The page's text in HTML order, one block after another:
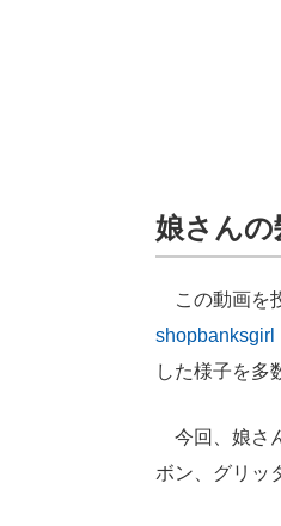
娘さん
この動画を
shopbanksgirl
した様子を多
今回、娘さ
ボン、グリッ